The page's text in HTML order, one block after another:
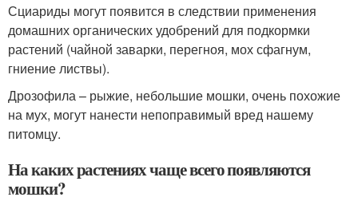
Сциариды могут появится в следствии применения
домашних органических удобрений для подкормки
растений (чайной заварки, перегноя, мох сфагнум,
гниение листвы).
Дрозофила – рыжие, небольшие мошки, очень похожие
на мух, могут нанести непоправимый вред нашему
питомцу.
На каких растениях чаще всего появляются
мошки?